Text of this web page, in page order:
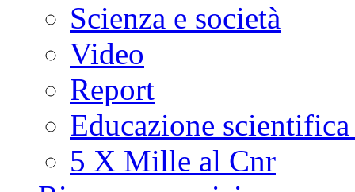
Scienza e società
Video
Report
Educazione
5 X Mille al Cnr